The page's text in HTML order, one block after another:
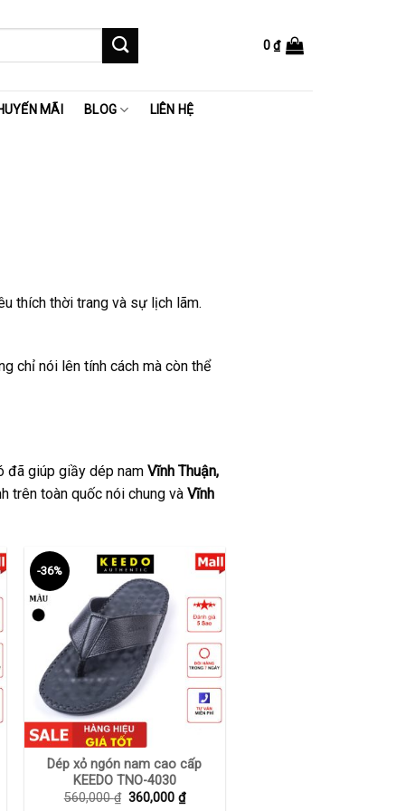
0₫
MÃI BLOG LIÊN HỆ
thích thời trang và sự lịch lãm.
chỉ nói lên tính cách mà còn thể
đã giúp giầy dép namVĩnh Thuận,
trên toàn quốc nói chung vàVĩnh
-36%
+
Dép xỏ ngón nam cao cấp
KEEDO TNO-4030
560,000₫ Giá
360,000₫Giá